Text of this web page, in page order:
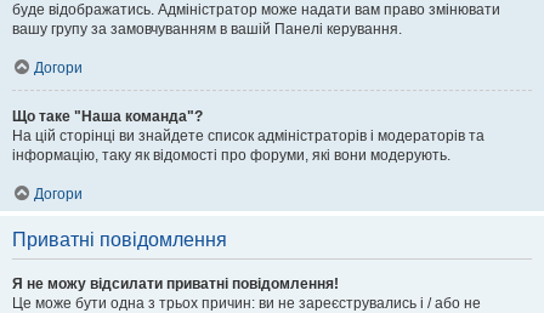
буде відображатись. Адміністратор може надати вам право змінювати
вашу групу за замовчуванням в вашій Панелі керування.
Догори
Що таке "Наша команда"?
На цій сторінці ви знайдете список адміністраторів і модераторів та
інформацію, таку як відомості про форуми, які вони модерують.
Догори
Приватні повідомлення
Я не можу відсилати приватні повідомлення!
Це може бути одна з трьох причин: ви не зареєструвались і / або не